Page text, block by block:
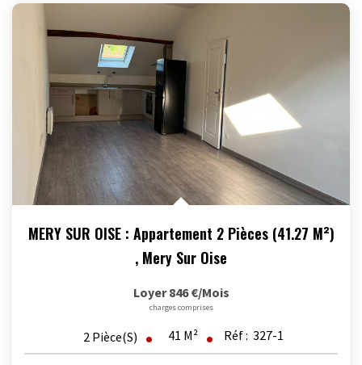
MERY SUR OISE : Appartement 2 Pièces (41.27 M²)
, Mery Sur Oise
Loyer 846 €/mois
charges comprises
2 Pièce(s) 41 M² Réf : 327-1